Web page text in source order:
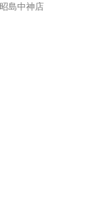
昭島中神店